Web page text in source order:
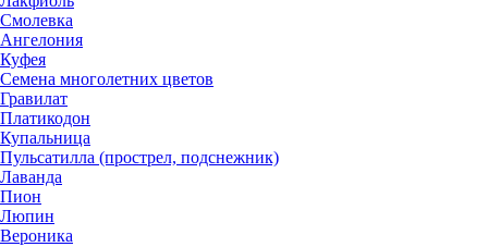
Смолевка
Ангелония
Куфея
Семена многолетних цветов
Гравилат
Платикодон
Купальница
Пульсатилла (прострел, подснежник)
Лаванда
Пион
Люпин
Вероника